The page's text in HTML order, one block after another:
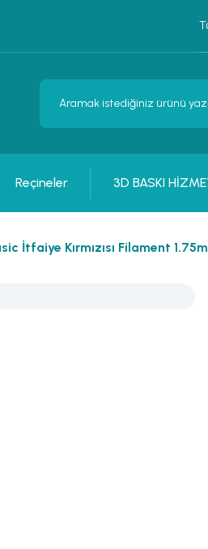
Reçineler 3D BASKI
İtfaiye Kırmızısı Filament